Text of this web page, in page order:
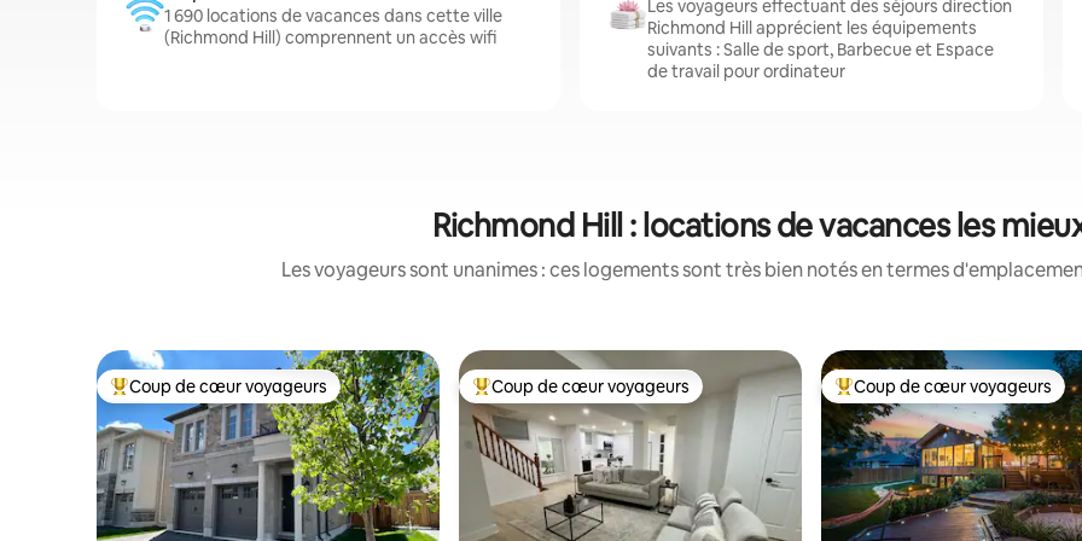
1 690 locations de vacances dans cette ville
(Richmond Hill) comprennent un accès wifi
Les voyageurs effectuant des séjours direction
Richmond Hill apprécient les équipements
suivants : Salle de sport, Barbecue et Espace
de travail pour ordinateur
Richmond Hill : locations de vacances les
Les voyageurs sont unanimes : ces logements sont très bien notés en termes
Coups de cœur voyageurs les plus appréciés
Coup de cœur voyageurs Coups de cœur voyageurs les plus appréciés
Coup de cœur voyageurs Coups de cœur voyageurs les
Coup de cœur voyageurs